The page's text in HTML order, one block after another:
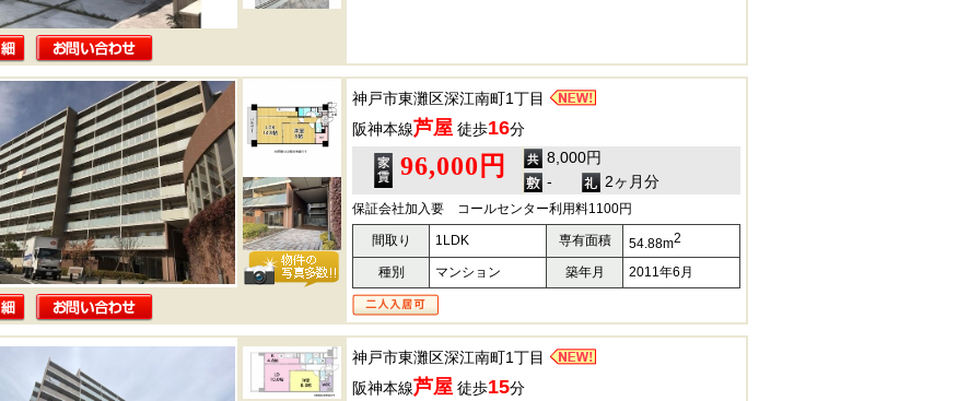
神戸市東灘区深江南町1丁目
阪神本線芦屋 徒歩16分
96,000円
8,000円
-
2ヶ月分
保証会社加入要 コールセンター利用料1100円
間取り 1LDK 専有面積 54.88m2
種別 マンション 築年月 2011年6月
神戸市東灘区深江南町1丁目
阪神本線芦屋 徒歩15分